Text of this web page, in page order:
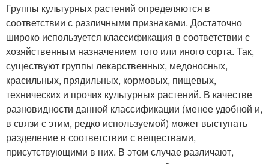
Группы культурных растений определяются в
соответствии с различными признаками. Достаточно
широко используется классификация в соответствии с
хозяйственным назначением того или иного сорта. Так,
существуют группы лекарственных, медоносных,
красильных, прядильных, кормовых, пищевых,
технических и прочих культурных растений. В качестве
разновидности данной классификации (менее удобной и,
в связи с этим, редко используемой) может выступать
разделение в соответствии с веществами,
присутствующими в них. В этом случае различают,